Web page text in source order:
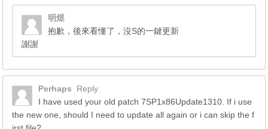
明煜
抱歉，後來看懂了，沒S的一鍵更新
謝謝
Perhaps
Reply
I have used your old patch 7SP1x86Update1310. If i use
the new one, should I need to update all again or i can skip the f